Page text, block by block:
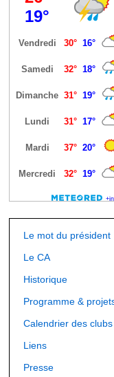
Le mot du président
Le CA
Historique
Programme &
Calendrier des clubs
Liens
Presse